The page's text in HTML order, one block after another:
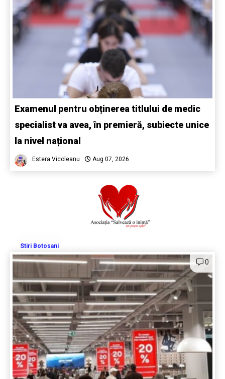
Examenul pentru obținerea titlului de medic
specialist va avea, în premieră, subiecte unice
la nivel național
Estera Vicoleanu Aug 07, 2026
Stiri Botosani
0